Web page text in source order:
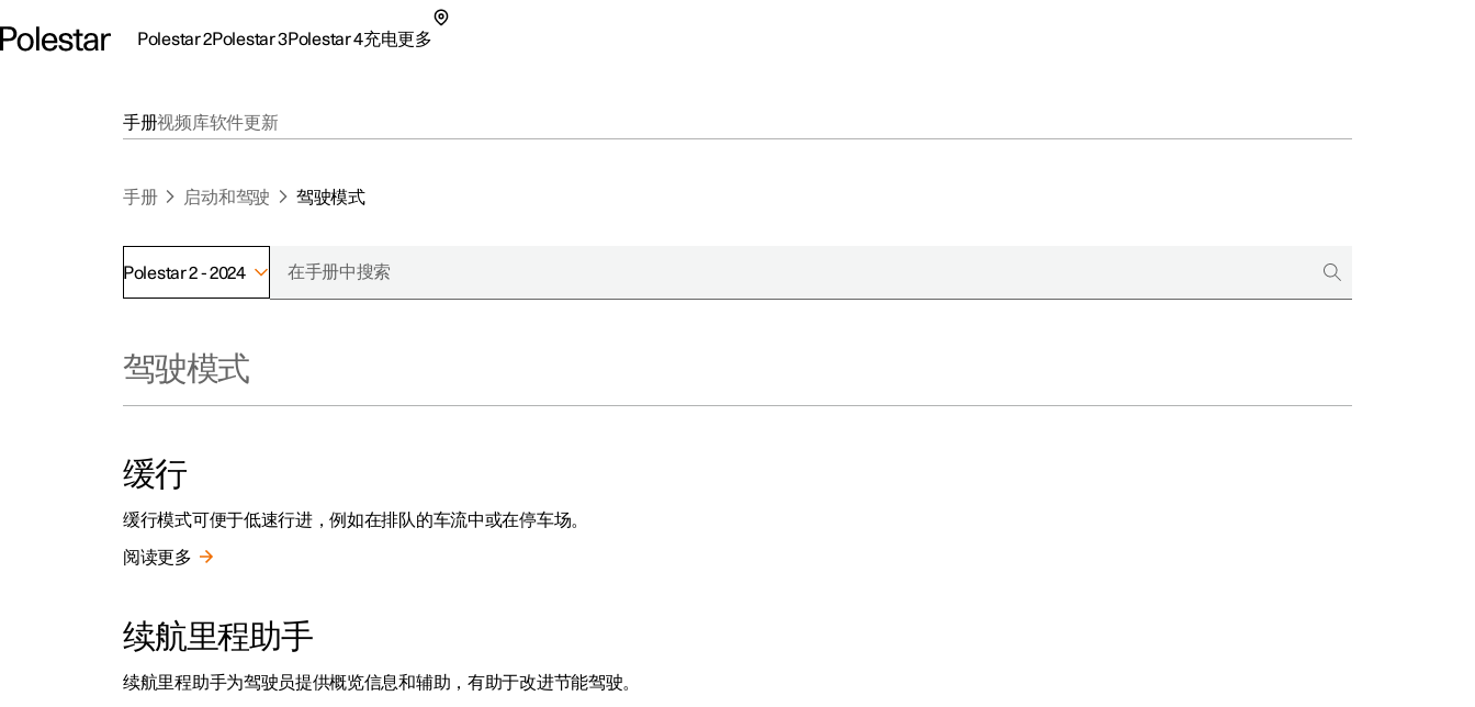
Polestar 2Polestar 3Polestar 4充电更多
探索Polestar 2
联系我们
极星官方二手车
探索Polestar 3
探索Polestar 4
探索充电
公共充电
车主服务
新闻
手册视频库软件更新
手册 启动和驾驶 驾驶模式
Polestar 2 - 2024
驾驶模式
缓行
缓行模式可便于低速行进，例如在排队的车流中或在停车场。
阅读更多
续航里程助手
续航里程助手为驾驶员提供概览信息和辅助，有助于改进节能驾驶。